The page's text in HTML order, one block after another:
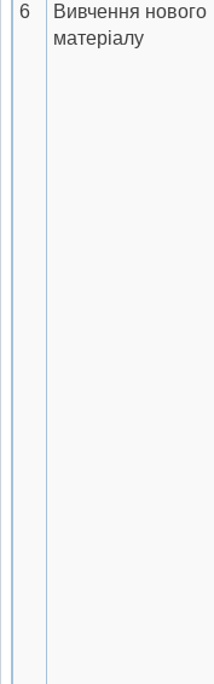
6
Вивчення нового
матеріалу